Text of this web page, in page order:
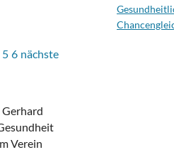
5 6 nächste
Verein